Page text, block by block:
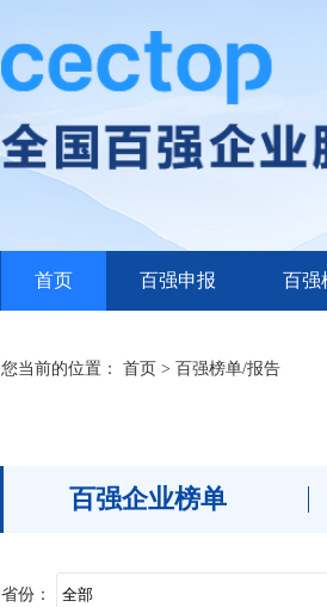
首页 百强申报 百强
您当前的位置： 首页 > 百强榜单/报告
百强企业榜单
省份：